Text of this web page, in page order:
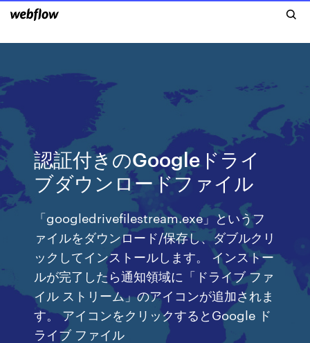
認証付きのGoogleドライ
ブダウンロードファイル
「googledrivefilestream.exe」というフ
ァイルをダウンロード/保存し、ダブルクリ
ックしてインストールします。 インストー
ルが完了したら通知領域に「ドライブ ファ
イル ストリーム」のアイコンが追加されま
す。 アイコンをクリックするとGoogle ド
ライブ ファイル